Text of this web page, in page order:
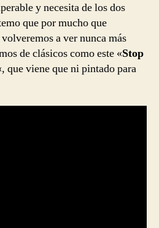
y necesita de los dos
que por mucho que
a ver nunca más
de clásicos como este «Stop
que viene que ni pintado para